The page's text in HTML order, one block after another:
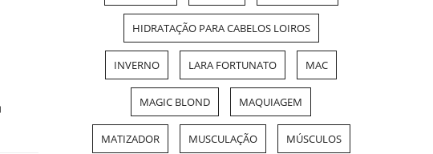
HIDRATAÇÃO PARA CABELOS LOIROS
INVERNO LARA FORTUNATO MAC
MAGIC BLOND MAQUIAGEM
MATIZADOR MUSCULAÇÃO MÚSCULOS